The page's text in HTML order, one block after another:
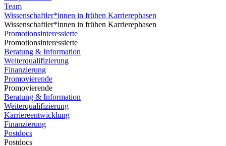
Team
Wissenschaftler*innen in frühen Karrierephasen
Wissenschaftler*innen in frühen Karrierephasen
Promotionsinteressierte
Promotionsinteressierte
Beratung & Information
Weiterqualifizierung
Finanzierung
Promovierende
Promovierende
Beratung & Information
Weiterqualifizierung
Karriereentwicklung
Finanzierung
Postdocs
Postdocs